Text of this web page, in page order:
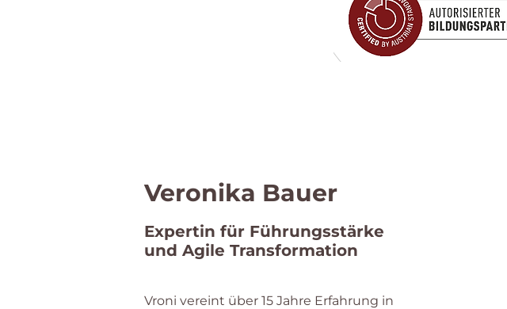
Veronika Bauer
Expertin für Führungsstärke
und Agile Transformation
Vroni vereint über 15 Jahre Erfahrung in